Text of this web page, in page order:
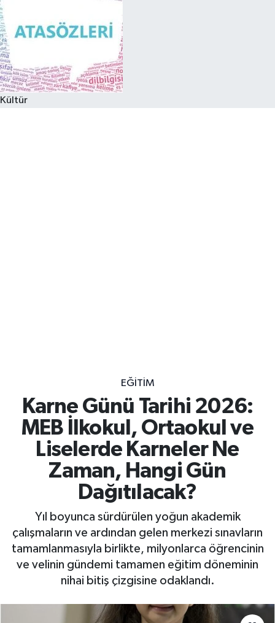
Kültür
EĞITIM
Karne Günü Tarihi 2026:
MEB İlkokul, Ortaokul ve
Liselerde Karneler Ne
Zaman, Hangi Gün
Dağıtılacak?
Yıl boyunca sürdürülen yoğun akademik
çalışmaların ve ardından gelen merkezi sınavların
tamamlanmasıyla birlikte, milyonlarca öğrencinin
ve velinin gündemi tamamen eğitim döneminin
nihai bitiş çizgisine odaklandı.